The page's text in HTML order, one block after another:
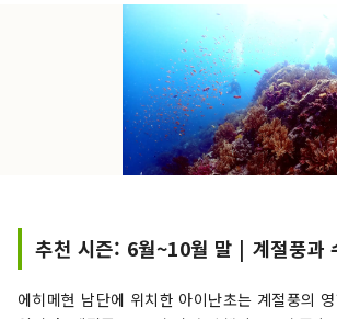
추천 시즌: 6월~10월 말 | 계절풍과
에히메현 남단에 위치한 아이난초는 계절풍의